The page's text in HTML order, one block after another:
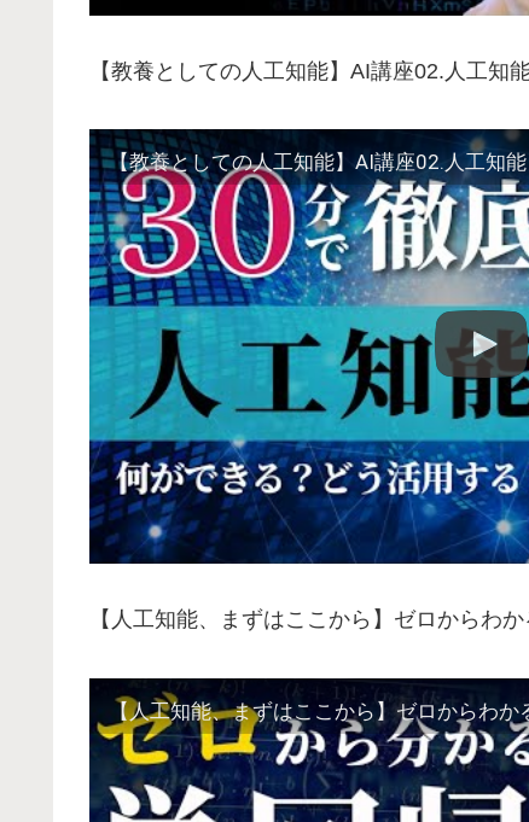
【教養としての人工知能】AI講座02.人工
【人工知能、まずはここから】ゼロからわ
【人工知能、まずはここから】ゼロからわ